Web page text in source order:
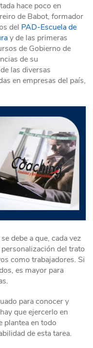
hace poco en
de Babot, formador
del PAD-Escuela de
y de las primeras
de Gobierno de
de su
las diversas
en empresas del país,
debe a que, cada vez
del trato
como trabajadores. Si
es mayor para
para conocer y
que ejercerlo en
plantea en todo
de esta tarea.